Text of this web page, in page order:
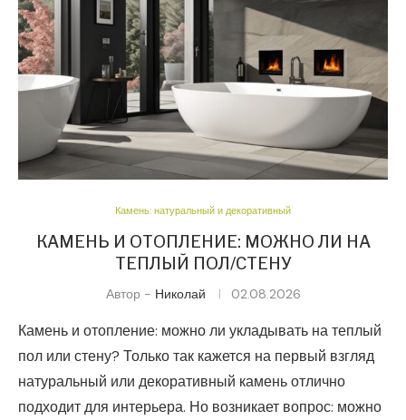
Камень: натуральный и декоративный
КАМЕНЬ И ОТОПЛЕНИЕ: МОЖНО ЛИ НА
ТЕПЛЫЙ ПОЛ/СТЕНУ
Автор - Николай 02.08.2026
Камень и отопление: можно ли укладывать на теплый
пол или стену? Только так кажется на первый взгляд
натуральный или декоративный камень отлично
подходит для интерьера. Но возникает вопрос: можно